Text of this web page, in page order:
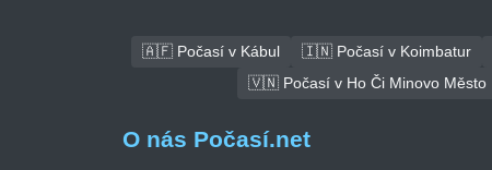
🇦🇫 Počasí v Kábul 🇮🇳 Počasí v Koimbatur
🇻🇳 Počasí v Ho Či Minovo Město
O nás Počasí.net